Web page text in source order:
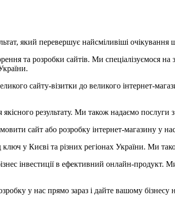
який перевершує найсміливіші очікування
та розробки сайтів. Ми спеціалізуємося
сайту-візитки до великого інтернет-
результату. Ми також надаємо
сайт або розробку інтернет-магазину у
у Києві та різних регіонах України. Ми
інвестиції в ефективний онлайн-
у нас прямо зараз і дайте вашому бізнесу